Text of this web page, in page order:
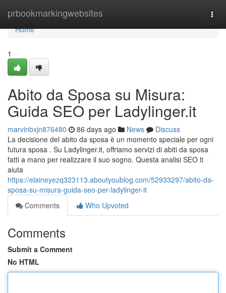
prbookmarkingwebsites
Home
Home
1
Abito da Sposa su Misura:
Guida SEO per Ladylinger.it
marvinbxjn876480 86 days ago News
Discuss
La decisione del abito da sposa è un momento speciale per ogni
futura sposa . Su Ladylinger.it, offriamo servizi di abiti da sposa
fatti a mano per realizzare il suo sogno. Questa analisi SEO ti
aiuta
https://elaineyezq323113.aboutyoublog.com/52933297/abito-da-
sposa-su-misura-guida-seo-per-ladylinger-it
Comments
Who Upvoted
Comments
Submit a Comment
No HTML